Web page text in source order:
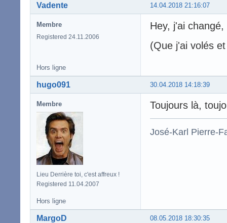
14.04.2018 21:16:07
Vadente
Membre
Registered 24.11.2006
Hey, j'ai
(Que j'ai volés
Hors ligne
30.04.2018 14:18:39
hugo091
Membre
Lieu Derrière toi, c'est affreux !
Registered 11.04.2007
Toujours là,
José-Karl Pierre-
Hors ligne
08.05.2018 18:30:35
MargoD